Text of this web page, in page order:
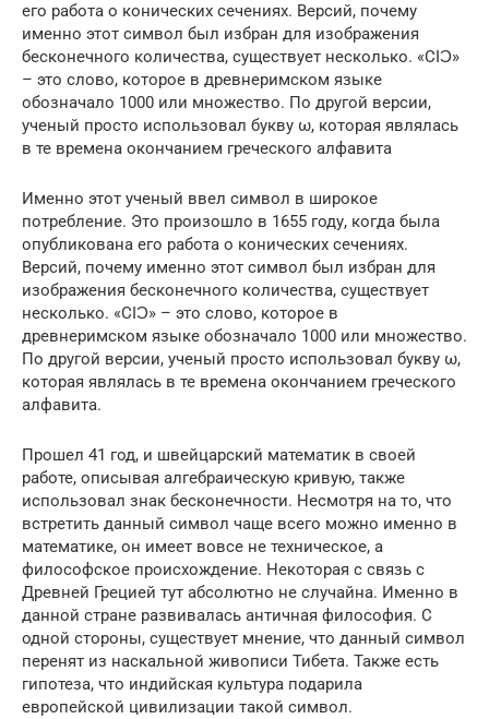
его работа о конических сечениях. Версий, почему
именно этот символ был избран для изображения
бесконечного количества, существует несколько. «CIƆ»
– это слово, которое в древнеримском языке
обозначало 1000 или множество. По другой версии,
ученый просто использовал букву ω, которая являлась
в те времена окончанием греческого алфавита
Именно этот ученый ввел символ в широкое
потребление. Это произошло в 1655 году, когда была
опубликована его работа о конических сечениях.
Версий, почему именно этот символ был избран для
изображения бесконечного количества, существует
несколько. «CIƆ» – это слово, которое в
древнеримском языке обозначало 1000 или множество.
По другой версии, ученый просто использовал букву ω,
которая являлась в те времена окончанием греческого
алфавита.
Прошел 41 год, и швейцарский математик в своей
работе, описывая алгебраическую кривую, также
использовал знак бесконечности. Несмотря на то, что
встретить данный символ чаще всего можно именно в
математике, он имеет вовсе не техническое, а
философское происхождение. Некоторая с связь с
Древней Грецией тут абсолютно не случайна. Именно в
данной стране развивалась античная философия. С
одной стороны, существует мнение, что данный символ
перенят из наскальной живописи Тибета. Также есть
гипотеза, что индийская культура подарила
европейской цивилизации такой символ.